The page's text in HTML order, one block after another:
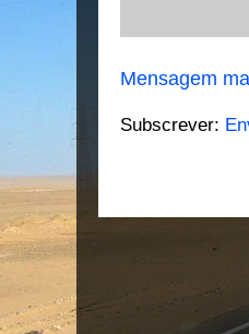
Mensagem
Subscrever: